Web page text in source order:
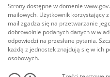
Strony dostępne w domenie
mailowych. Użytkownik korzystający
mail zgadza się na przetwarzanie
dobrowolnie podanych danych w
odpowiedzi na przesłane pytania.
każdą z jednostek znajdują się w ich
osobowych.